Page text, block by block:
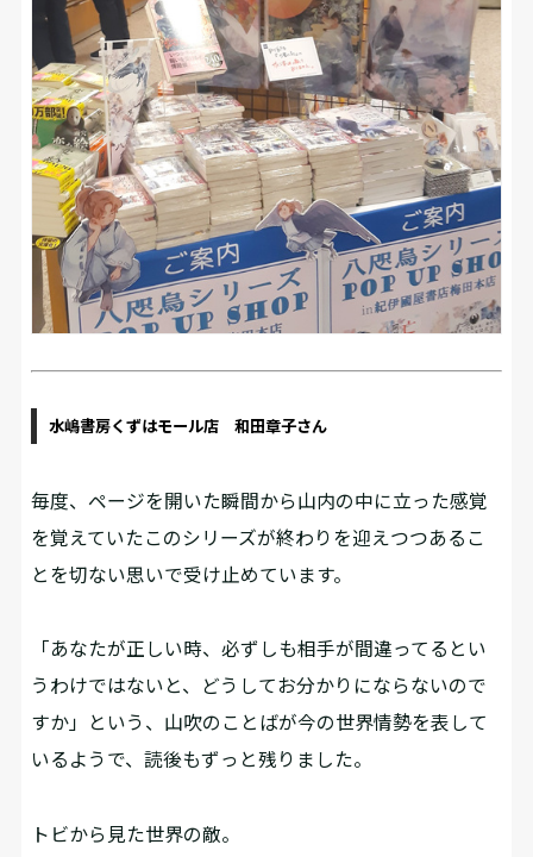
水嶋書房くずはモール店 和田章子さん
毎度、ページを開いた瞬間から山内の中に立った感覚
を覚えていたこのシリーズが終わりを迎えつつあるこ
とを切ない思いで受け止めています。
「あなたが正しい時、必ずしも相手が間違ってるとい
うわけではないと、どうしてお分かりにならないので
すか」という、山吹のことばが今の世界情勢を表して
いるようで、読後もずっと残りました。
トビから見た世界の敵。